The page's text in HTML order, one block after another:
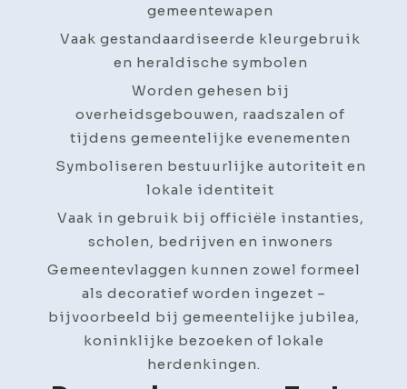
gemeentewapen
Vaak gestandaardiseerde kleurgebruik
en heraldische symbolen
Worden gehesen bij
overheidsgebouwen, raadszalen of
tijdens gemeentelijke evenementen
Symboliseren bestuurlijke autoriteit en
lokale identiteit
Vaak in gebruik bij officiële instanties,
scholen, bedrijven en inwoners
Gemeentevlaggen kunnen zowel formeel
als decoratief worden ingezet –
bijvoorbeeld bij gemeentelijke jubilea,
koninklijke bezoeken of lokale
herdenkingen.